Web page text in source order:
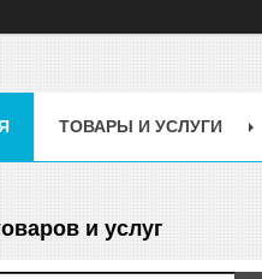
ТОВАРЫ И УСЛУГИ
и услуг